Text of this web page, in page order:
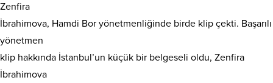
Zenfira
İbrahimova, Hamdi Bor yönetmenliğinde birde klip çekti. Başarılı
yönetmen
klip hakkında İstanbul’un küçük bir belgeseli oldu, Zenfira
İbrahimova